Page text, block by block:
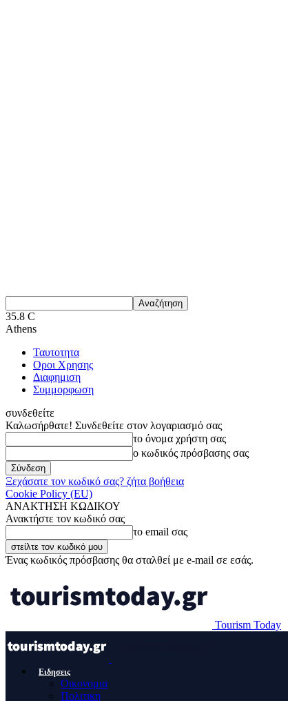
35.8 C
Athens
Ταυτοτητα
Οροι Χρησης
Διαφημιση
Συμμορφωση
συνδεθείτε
Καλωσήρθατε! Συνδεθείτε στον λογαριασμό σας
το όνομα χρήστη σας
ο κωδικός πρόσβασης σας
Ξεχάσατε τον κωδικό σας? ζήτα βοήθεια
Cookie Policy (EU)
ΑΝΑΚΤΗΣΗ ΚΩΔΙΚΟΥ
Ανακτήστε τον κωδικό σας
το email σας
Ένας κωδικός πρόσβασης θα σταλθεί με e-mail σε εσάς.
Tourism Today
Ειδησεις
Οικονομια
Πολιτικη